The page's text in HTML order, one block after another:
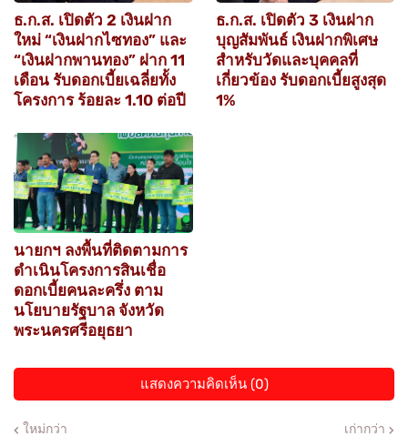
ธ.ก.ส. เปิดตัว 2 เงินฝาก
ใหม่ “เงินฝากไซทอง” และ
“เงินฝากพานทอง” ฝาก 11
เดือน รับดอกเบี้ยเฉลี่ยทั้ง
โครงการ ร้อยละ 1.10 ต่อปี
ธ.ก.ส. เปิดตัว 3 เงินฝาก
บุญสัมพันธ์ เงินฝากพิเศษ
สำหรับวัดและบุคคลที่
เกี่ยวข้อง รับดอกเบี้ยสูงสุด
1%
นายกฯ ลงพื้นที่ติดตามการ
ดำเนินโครงการสินเชื่อ
ดอกเบี้ยคนละครึ่ง ตาม
นโยบายรัฐบาล จังหวัด
พระนครศรีอยุธยา
แสดงความคิดเห็น (0)
ใหม่กว่า เก่ากว่า